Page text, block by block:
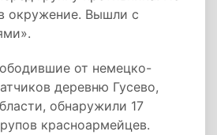
окружение. Вышли с
от немецко-
деревню Гусево,
обнаружили 17
красноармейцев.